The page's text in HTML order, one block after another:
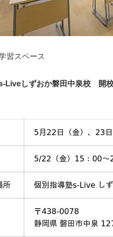
習スペース
Liveしずおか磐田中泉校 開